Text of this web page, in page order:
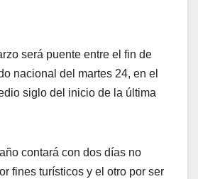
será puente entre el fin de
nacional del martes 24, en el
siglo del inicio de la última
contará con dos días no
fines turísticos y el otro por ser